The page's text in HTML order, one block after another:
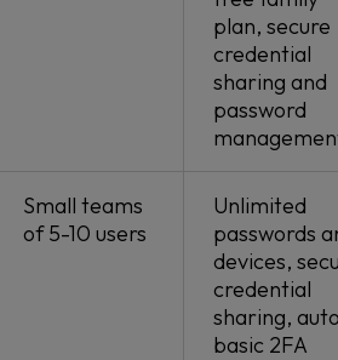
plan, secure
credential
sharing and
password
Small teams
of 5-10 users
Unlimited
passwords
devices,
credential
sharing,
basic 2FA